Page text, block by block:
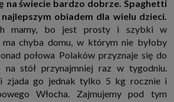
na świecie bardzo dobrze. Spaghetti
obiadem dla wielu dzieci.
mamy, bo jest prosty i szybki w
chyba domu, w którym nie byłoby
połowa Polaków przyznaje się do
stół przynajmniej raz w tygodniu.
zjada go jednak tylko 5 kg rocznie i
Włocha. Zajmujemy pod tym